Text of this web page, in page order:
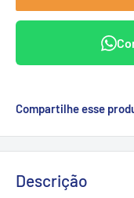
Compartilhe esse
Descrição